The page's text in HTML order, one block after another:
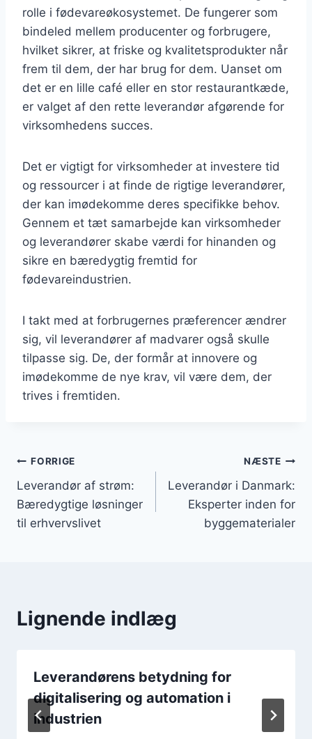
rolle i fødevareøkosystemet. De fungerer som
bindeled mellem producenter og forbrugere,
hvilket sikrer, at friske og kvalitetsprodukter når
frem til dem, der har brug for dem. Uanset om
det er en lille café eller en stor restaurantkæde,
er valget af den rette leverandør afgørende for
virksomhedens succes.
Det er vigtigt for virksomheder at investere tid
og ressourcer i at finde de rigtige leverandører,
der kan imødekomme deres specifikke behov.
Gennem et tæt samarbejde kan virksomheder
og leverandører skabe værdi for hinanden og
sikre en bæredygtig fremtid for
fødevareindustrien.
I takt med at forbrugernes præferencer ændrer
sig, vil leverandører af madvarer også skulle
tilpasse sig. De, der formår at innovere og
imødekomme de nye krav, vil være dem, der
trives i fremtiden.
Indlægsnavigation
FORRIGE
Leverandør af strøm:
Bæredygtige løsninger
til erhvervslivet
NÆSTE
Leverandør i Danmark:
Eksperter inden for
byggematerialer
Lignende indlæg
Leverandørens betydning for
digitalisering og automation i
industrien